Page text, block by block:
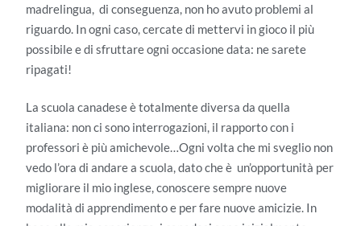
madrelingua, di conseguenza, non ho avuto problemi al
riguardo. In ogni caso, cercate di mettervi in gioco il più
possibile e di sfruttare ogni occasione data: ne sarete
ripagati!
La scuola canadese è totalmente diversa da quella
italiana: non ci sono interrogazioni, il rapporto con i
professori è più amichevole…Ogni volta che mi sveglio non
vedo l’ora di andare a scuola, dato che è un’opportunità per
migliorare il mio inglese, conoscere sempre nuove
modalità di apprendimento e per fare nuove amicizie. In